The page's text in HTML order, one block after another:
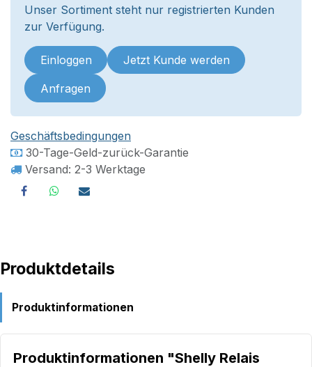
Unser Sortiment steht nur registrierten Kunden
zur Verfügung.
Einloggen Jetzt Kunde werden
Anfragen
Geschäftsbedingungen
30-Tage-Geld-zurück-Garantie
Versand: 2-3 Werktage
Produktdetails
Produktinformationen
Produktinformationen "Shelly Relais